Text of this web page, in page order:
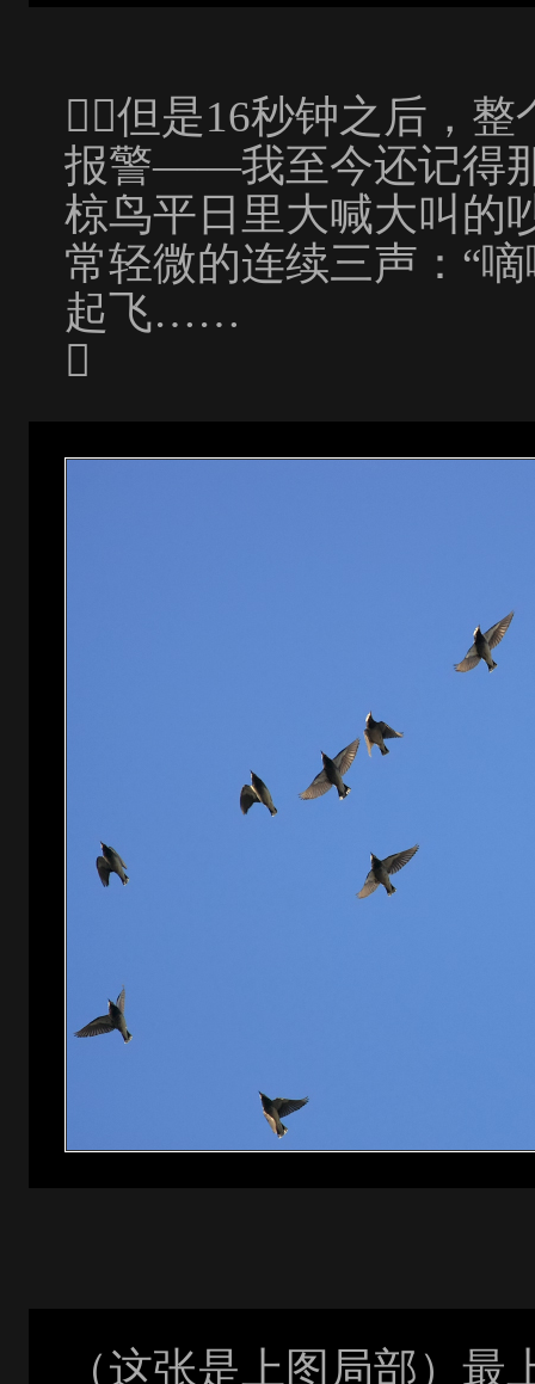
但是16秒钟之后，
报警——我至今还记得
椋鸟平日里大喊大叫的
常轻微的连续三声：“
起飞……

（这张是上图局部）